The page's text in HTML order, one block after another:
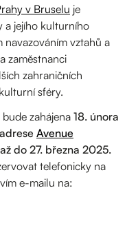
v Bruselu je
a jejího kulturního
navazováním vztahů a
zaměstnanci
zahraničních
sféry.
bude zahájena 18. února
Avenue
do 27. března 2025.
telefonicky na
e-mailu na: